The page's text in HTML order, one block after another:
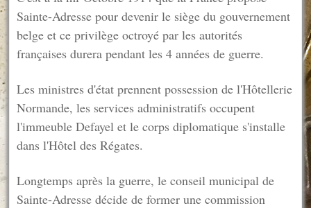
Sainte-Adresse pour devenir le siège du gouvernement
belge et ce privilège octroyé par les autorités
françaises durera pendant les 4 années de guerre.
Les ministres d'état prennent possession de l'Hôtellerie
Normande, les services administratifs occupent
l'immeuble Defayel et le corps diplomatique s'installe
dans l'Hôtel des Régates.
Longtemps après la guerre, le conseil municipal de
Sainte-Adresse décide de former une commission